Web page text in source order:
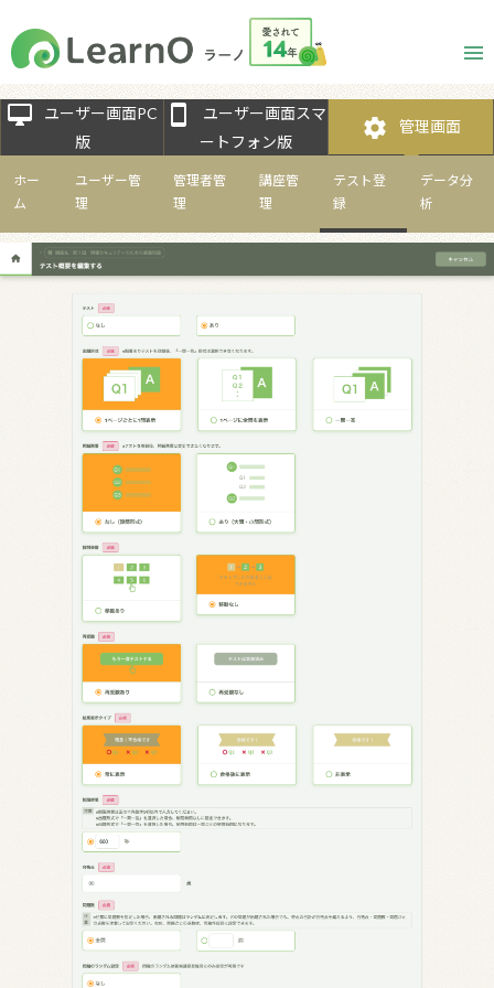
desktop_mac
ユーザー画面PC
版
smartphone
ユーザー画面スマ
ートフォン版
settings 管理画面
ホー
ム
ユーザー管
理
管理者管
理
講座管
理
テスト登
録
データ分
析